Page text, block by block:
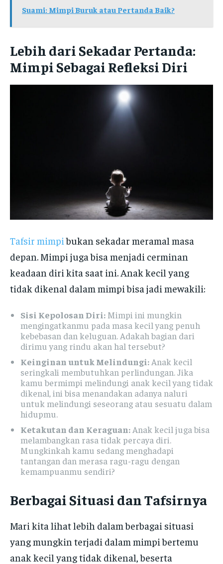
Suami: Mimpi Buruk atau Pertanda Baik?
Lebih dari Sekadar Pertanda:
Mimpi Sebagai Refleksi Diri
Tafsir mimpi bukan sekadar meramal masa
depan. Mimpi juga bisa menjadi cerminan
keadaan diri kita saat ini. Anak kecil yang
tidak dikenal dalam mimpi bisa jadi mewakili:
Sisi Kepolosan Diri: Mimpi ini mungkin
mengingatkanmu pada masa kecil yang penuh
kebebasan dan keluguan. Adakah bagian dari
dirimu yang rindu akan hal tersebut?
Keinginan untuk Melindungi: Anak kecil
seringkali membutuhkan perlindungan. Jika
kamu bermimpi melindungi anak kecil yang tidak
dikenal, ini bisa menandakan adanya naluri
untuk melindungi seseorang atau sesuatu dalam
hidupmu.
Ketakutan dan Keraguan: Anak kecil juga bisa
melambangkan rasa tidak percaya diri.
Mungkinkah kamu sedang menghadapi
tantangan dan merasa ragu-ragu dengan
kemampuanmu sendiri?
Berbagai Situasi dan Tafsirnya
Mari kita lihat lebih dalam berbagai situasi
yang mungkin terjadi dalam mimpi bertemu
anak kecil yang tidak dikenal, beserta